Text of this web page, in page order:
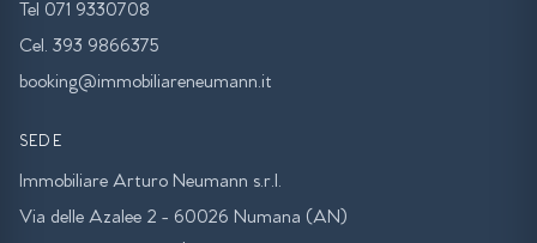
Tel 071 9330708
Cel. 393 9866375
booking@immobiliareneumann.it
SEDE
Immobiliare Arturo Neumann s.r.l.
Via delle Azalee 2 - 60026 Numana (AN)